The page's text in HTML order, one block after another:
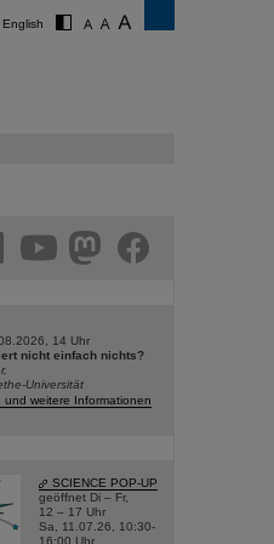
English
14 Uhr
nicht einfach nichts?
Universität
und weitere Informationen
SCIENCE POP-UP
geöffnet Di – Fr,
12 – 17 Uhr
Sa, 11.07.26, 10:30-
16:00 Uhr